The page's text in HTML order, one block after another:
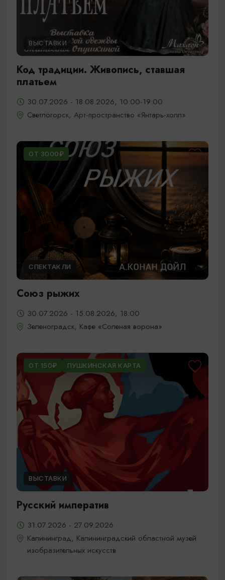
ВЫСТАВКИ
Код традиции. Живопись, ставшая
платьем
30.07.2026 - 18.08.2026, 10:00-19:00
Светлогорск, Арт-пространство «Янтарь-холл»
ОТ 3000₽
СПЕКТАКЛИ
Союз рыжих
30.07.2026 - 15.08.2026, 18:00
Зеленоградск, Кафе «Соленая ворона»
ОТ 150₽ ПУШКИНСКАЯ КАРТА
ВЫСТАВКИ
Русский императив
31.07.2026 - 27.09.2026
Калининград, Калининградский областной музей
изобразительных искусств